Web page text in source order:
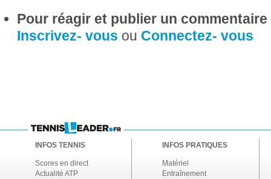
Pour réagir et publier un
Inscrivez- vous ou Connectez- vous
INFOS TENNIS
Scores en direct
Actualité ATP
INFOS PRATIQUES
Matériel
Entraînement